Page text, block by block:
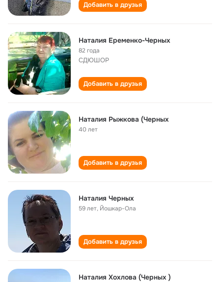
Добавить в друзья
Наталия Еременко-Черных
82 года
СДЮШОР
Добавить в друзья
Наталия Рыжкова (Черных
40 лет
Добавить в друзья
Наталия Черных
59 лет, Йошкар-Ола
Добавить в друзья
Наталия Хохлова (Черных )